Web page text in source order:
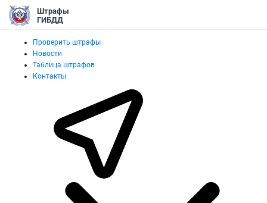
Штрафы
ГИБДД
Проверить штрафы
Новости
Таблица штрафов
Контакты